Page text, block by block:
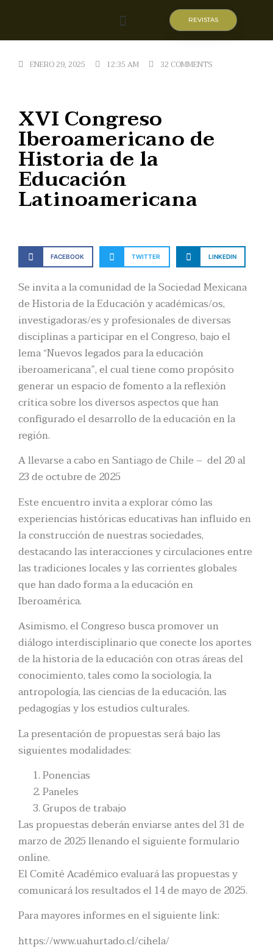
REVISTAS
ENERO 29, 2025 12:35 AM 32 COMMENTS
XVI Congreso
Iberoamericano de
Historia de la
Educación
Latinoamericana
FACEBOOK TWITTER LINKEDIN
Se invita a la comunidad de la Sociedad Mexicana
de Historia de la Educación y académicas/os,
investigadoras/es y profesionales de diversas
disciplinas a participar en el Congreso, bajo el
lema “Nuevos legados para la educación
iberoamericana”, el cual tiene como propósito
generar un espacio de fomento a la reflexión
crítica sobre los diversos aspectos que han
configurado el desarrollo de la educación en la
región.
A llevarse a cabo en Santiago de Chile – del 20 al
23 de octubre de 2025
Este encuentro invita a explorar cómo las
experiencias históricas educativas han influido en
la construcción de nuestras sociedades,
destacando las interacciones y circulaciones entre
las tradiciones locales y las corrientes globales
que han dado forma a la educación en
Iberoamérica.
Asimismo, el Congreso busca promover un
diálogo interdisciplinario que conecte los aportes
de la historia de la educación con otras áreas del
conocimiento, tales como la sociología, la
antropología, las ciencias de la educación, las
pedagogías y los estudios culturales.
La presentación de propuestas será bajo las
siguientes modalidades:
Ponencias
Paneles
Grupos de trabajo
Las propuestas deberán enviarse antes del 31 de
marzo de 2025 llenando el siguiente formulario
online.
El Comité Académico evaluará las propuestas y
comunicará los resultados el 14 de mayo de 2025.
Para mayores informes en el siguiente link:
https://www.uahurtado.cl/cihela/